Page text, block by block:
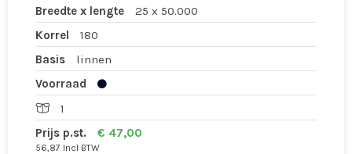
Breedte x lengte
25 x 50.000
Korrel
180
Basis
linnen
Voorraad
1
Prijs p.st.
€ 47,00
56,87 Incl BTW